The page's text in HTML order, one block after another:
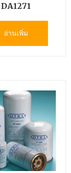
DA1271
อ่านเพิ่ม